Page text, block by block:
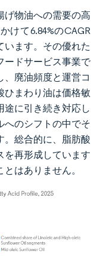
げ物油への需要の高
けて6.84%のCAGR
います。その優れた
ードサービス事業で
廃油頻度と運営コ
ひまわり油は価格敏
途に引き続き対応し
へのシフトの中でそ
。総合的に、脂肪酸
を再形成しています
はありません。